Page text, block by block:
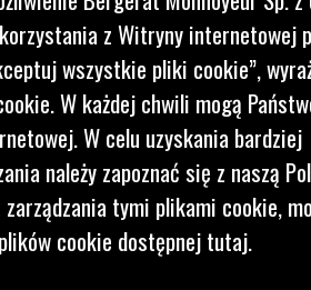
Pomaga także obniżyć
z harmonogramem
silnika i warunków pracy.
z Witryny internetowej
wszystkie pliki cookie”,
W każdej chwili mogą
W celu uzyskania bardziej
należy zapoznać się z naszą
tymi plikami cookie,
cookie dostępnej tutaj.